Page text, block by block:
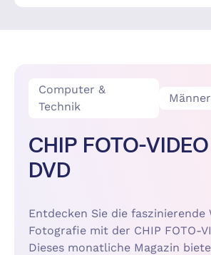
Computer &
Technik
CHIP FOTO-
DVD
Entdecken Sie die faszinierende
Fotografie mit der CHIP FOTO-
Dieses monatliche Magazin